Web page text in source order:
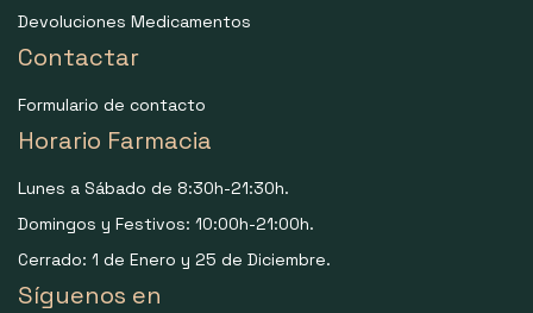
Devoluciones Medicamentos
Contactar
Formulario de contacto
Horario Farmacia
Lunes a Sábado de 8:30h-21:30h.
Domingos y Festivos: 10:00h-21:00h.
Cerrado: 1 de Enero y 25 de Diciembre.
Síguenos en